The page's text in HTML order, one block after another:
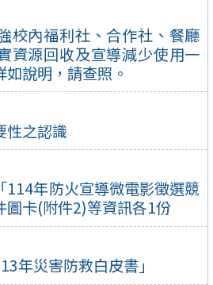
校內福利社、合作社、餐廳
資源回收及宣導減少使用一
說明，請查照。
性之認識
114年防火宣導微電影徵選競
圖卡(附件2)等資訊各1份
年災害防救白皮書」